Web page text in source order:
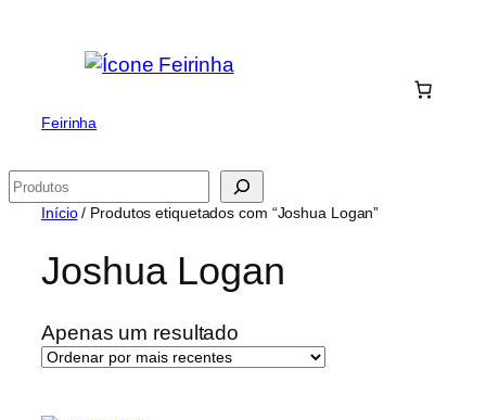
Feirinha
Pesquisar
Início/ Produtos etiquetados com “Joshua Logan”
Joshua Logan
Apenas um resultado